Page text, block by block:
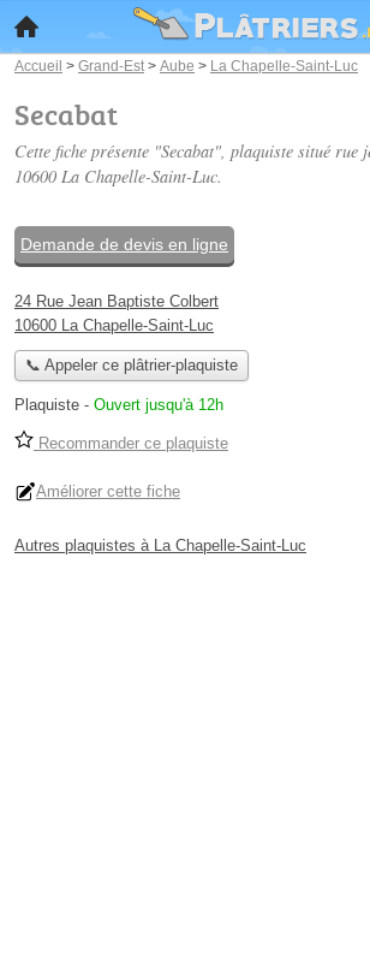
Accueil > Grand-Est > Aube > La Chapelle-Saint-Luc
Secabat
Cette fiche présente "Secabat", plaquiste situé rue
10600 La Chapelle-Saint-Luc.
Demande de devis en ligne
24 Rue Jean Baptiste Colbert
10600 La Chapelle-Saint-Luc
📞 Appeler ce plâtrier-plaquiste
Plaquiste - Ouvert jusqu'à 12h
Recommander ce plaquiste
Améliorer cette fiche
Autres plaquistes à La Chapelle-Saint-Luc